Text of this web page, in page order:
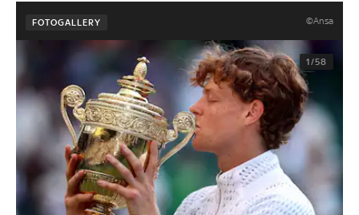
FOTOGALLERY ©Ansa
1/58